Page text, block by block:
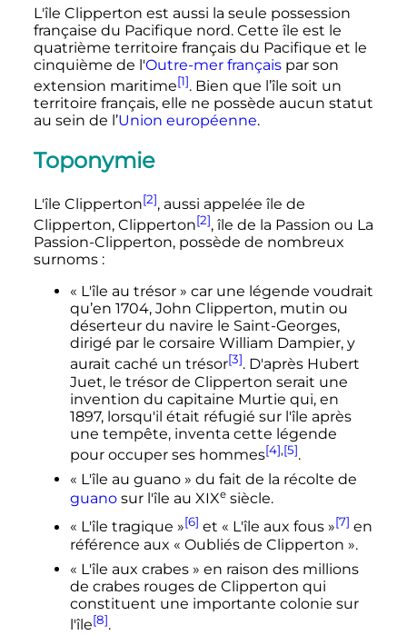
L'île Clipperton est aussi la seule possession
française du Pacifique nord. Cette île est le
quatrième territoire français du Pacifique et le
cinquième de l'Outre-mer françaispar son
extension maritime[1]. Bien que l’île soit un
territoire français, elle ne possède aucun statut
au sein de l’Union européenne.
Toponymie
L'île Clipperton[2], aussi appelée île de
Clipperton, Clipperton[2], île de la Passion ou La
Passion-Clipperton, possède de nombreux
surnoms :
« L'île au trésor » car une légende voudrait
qu’en 1704, John Clipperton, mutin ou
déserteur du navire le Saint-Georges,
dirigé par le corsaire William Dampier, y
aurait caché un trésor[3]. D'après Hubert
Juet, le trésor de Clipperton serait une
invention du capitaine Murtie qui, en
1897, lorsqu'il était réfugié sur l'île après
une tempête, inventa cette légende
pour occuper ses hommes[4],[5].
« L'île au guano » du fait de la récolte de
guanosur l'île au XIXe siècle.
« L'île tragique »[6] et « L'île aux fous »[7] en
référence aux « Oubliés de Clipperton ».
« L'île aux crabes » en raison des millions
de crabes rouges de Clipperton qui
constituent une importante colonie sur
l'île[8].